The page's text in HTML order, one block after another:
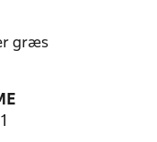
græs